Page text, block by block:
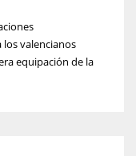
los valencianos
equipación de la